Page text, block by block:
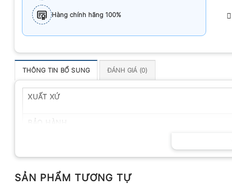
Hàng chính hãng 100%
THÔNG TIN BỔ SUNG ĐÁNH GIÁ (0)
XUẤT XỨ
SẢN PHẨM TƯƠNG TỰ